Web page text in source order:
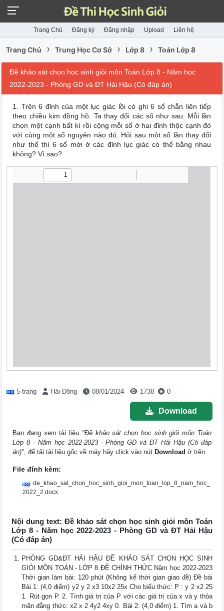
Trang Chủ Đăng ký Đăng nhập Upload Liên hệ
Trang Chủ › Trung Học Cơ Sở › Lớp 8 › Toán Lớp 8
Đề khảo sát chọn học sinh giỏi môn Toán Lớp 8 - Năm học
2022-2023 - Phòng GD và ĐT Hải Hậu (Có đáp án)
1. Trên 6 đỉnh của một lục giác lồi có ghi 6 số chẵn liên tiếp
theo chiều kim đồng hồ. Ta thay đổi các số như sau: Mỗi lần
chọn một cạnh bất kì rồi cộng mỗi số ở hai đỉnh thộc cạnh đó
với cùng một số nguyên nào đó. Hỏi sau một số lần thay đổi
như thế thì 6 số mới ở các đỉnh lục giác có thể bằng nhau
không? Vì sao?
5 trang Hải Đông 08/01/2024 1738 0
Download
Bạn đang xem tài liệu "Đề khảo sát chọn học sinh giỏi môn Toán
Lớp 8 - Năm học 2022-2023 - Phòng GD và ĐT Hải Hậu (Có đáp
án)", để tải tài liệu gốc về máy hãy click vào nút Download ở trên.
File đính kèm:
de_khao_sat_chon_hoc_sinh_gioi_mon_toan_lop_8_nam_hoc_
2022_2.docx
Nội dung text: Đề khảo sát chọn học sinh giỏi môn Toán
Lớp 8 - Năm học 2022-2023 - Phòng GD và ĐT Hải Hậu
(Có đáp án)
PHÒNG GD&ĐT HẢI HẬU ĐỀ KHẢO SÁT CHỌN HỌC SINH
GIỎI MÔN TOÁN - LỚP 8 ĐỀ CHÍNH THỨC Năm học 2022-2023
Thời gian làm bài: 120 phút (Không kể thời gian giao đề) Đề bài
Bài 1: (4,0 điểm) y2 y 2 x3 10x2 25x Cho biểu thức: P : y 2 x2 25
1. Rút gọn P. 2. Tính giá trị của P với các giá trị của x và y thỏa
mãn đẳng thức: x2 x 2 4y2 4xy 0. Bài 2: (4,0 điểm) 1. Tìm a và b